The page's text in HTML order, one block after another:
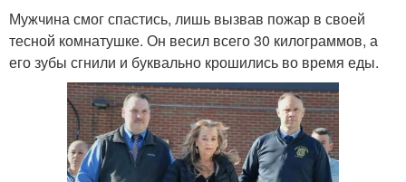
Мужчина смог спастись, лишь вызвав пожар в своей
тесной комнатушке. Он весил всего 30 килограммов, а
его зубы сгнили и буквально крошились во время еды.